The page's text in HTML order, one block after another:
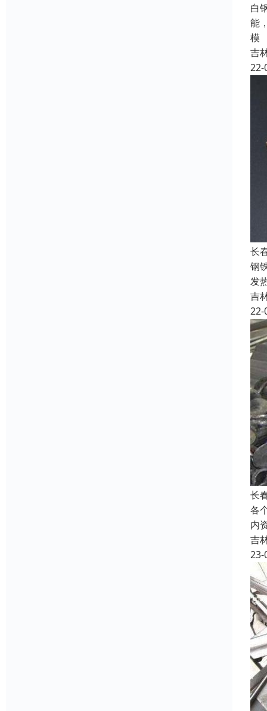
白
能
模
吉
22-
长
钢
发
吉
22-
长
各
内
吉
23-